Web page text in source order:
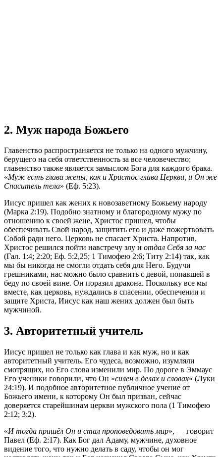
2. Муж народа Божьего
Главенство распространяется не только на одного мужчину,
берущего на себя ответственность за все человечество;
главенство также является замыслом Бога для каждого брака.
«Муж есть глава жены, как и Христос глава Церкви, и Он же
Спаситель тела» (Еф. 5:23).
Иисус пришел как жених к новозаветному Божьему народу
(Марка 2:19). Подобно знатному и благородному мужу по
отношению к своей жене, Христос пришел, чтобы
обеспечивать Свой народ, защитить его и даже пожертвовать
Собой ради него. Церковь не спасает Христа. Напротив,
Христос решился пойти навстречу злу и отдал Себя за нас
(Гал. 1:4; 2:20; Еф. 5:2,25; 1 Тимофею 2:6; Титу 2:14) так, как
мы бы никогда не смогли отдать себя для Него. Будучи
грешниками, нас можно было сравнить с девой, попавшей в
беду по своей вине. Он поразил дракона. Поскольку все мы
вместе, как церковь, нуждались в спасении, обеспечении и
защите Христа, Иисус как наш жених должен был быть
мужчиной.
3. Авторитетный учитель
Иисус пришел не только как глава и как муж, но и как
авторитетный учитель. Его чудеса, возможно, изумляли
смотрящих, но Его слова изменили мир. По дороге в Эммаус
Его ученики говорили, что Он «силен в делах и словах» (Луки
24:19). И подобное авторитетное публичное учение от
Божьего имени, к которому Он был призван, сейчас
доверяется старейшинам церкви мужского пола (1 Тимофею
2:12; 3:2).
«И тогда пришёл Он и стал проповедовать мир», — говорит
Павел (Еф. 2:17). Как Бог дал Адаму, мужчине, духовное
видение того, что нужно делать в саду, чтобы он мог